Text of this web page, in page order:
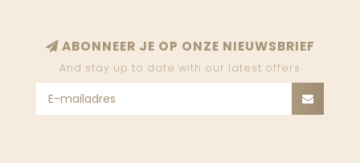
ABONNEER JE OP ONZE NIEUWSBRIEF
And stay up to date with our latest offers